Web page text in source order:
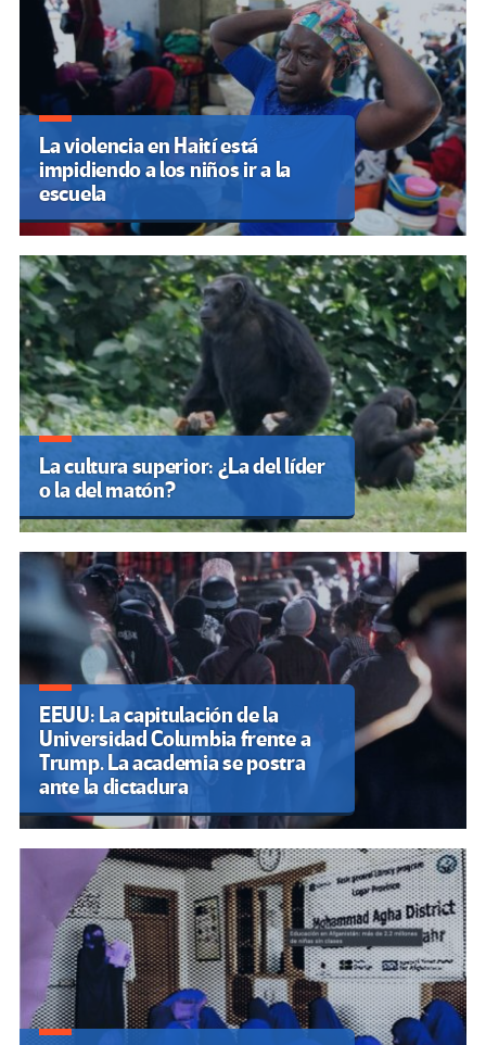
La violencia en Haití está
impidiendo a los niños ir a la
escuela
La cultura superior: ¿La del líder
o la del matón?
EEUU: La capitulación de la
Universidad Columbia frente a
Trump. La academia se postra
ante la dictadura